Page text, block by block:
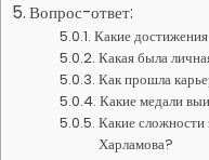
Вопрос-ответ:
Какие
Какая была
Как прошла
Какие медали
Какие сложности
Харламова?